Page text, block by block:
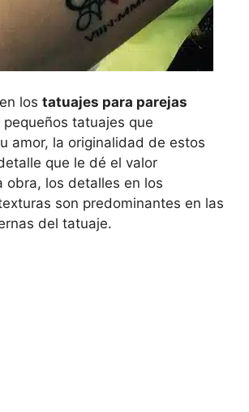
los tatuajes para parejas
pequeños tatuajes que
amor, la originalidad de estos
que le dé el valor
obra, los detalles en los
son predominantes en las
del tatuaje.